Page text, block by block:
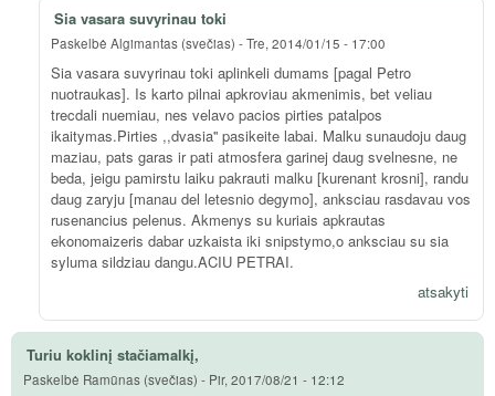
Sia vasara suvyrinau toki
Paskelbė Algimantas (svečias) -Tre, 2014/01/15 - 17:00
Sia vasara suvyrinau toki aplinkeli dumams [pagal Petro
nuotraukas]. Is karto pilnai apkroviau akmenimis, bet veliau
trecdali nuemiau, nes velavo pacios pirties patalpos
ikaitymas.Pirties ,,dvasia'' pasikeite labai. Malku sunaudoju daug
maziau, pats garas ir pati atmosfera garinej daug svelnesne, ne
beda, jeigu pamirstu laiku pakrauti malku [kurenant krosni], randu
daug zaryju [manau del letesnio degymo], anksciau rasdavau vos
rusenancius pelenus. Akmenys su kuriais apkrautas
ekonomaizeris dabar uzkaista iki snipstymo,o anksciau su sia
syluma sildziau dangu.ACIU PETRAI.
atsakyti
Turiu koklinį stačiamalkį,
Paskelbė Ramūnas (svečias) - Pir, 2017/08/21 - 12:12